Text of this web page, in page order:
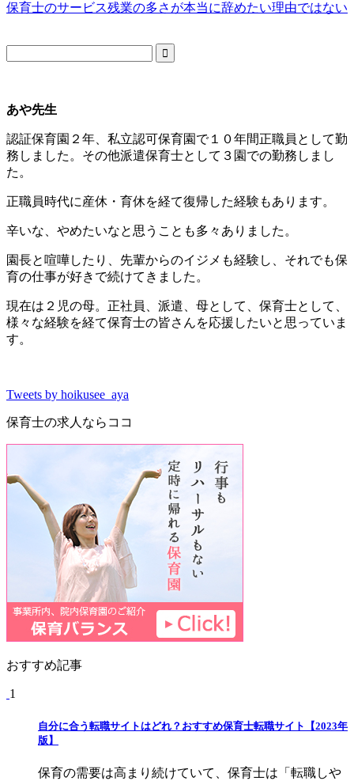
保育士のサービス残業の多さが本当に辞めたい理由ではない
あや先生
認証保育園２年、私立認可保育園で１０年間正職員として勤
務しました。その他派遣保育士として３園での勤務しまし
た。
正職員時代に産休・育休を経て復帰した経験もあります。
辛いな、やめたいなと思うことも多々ありました。
園長と喧嘩したり、先輩からのイジメも経験し、それでも保
育の仕事が好きで続けてきました。
現在は２児の母。正社員、派遣、母として、保育士として、
様々な経験を経て保育士の皆さんを応援したいと思っていま
す。
Tweets by hoikusee_aya
保育士の求人ならココ
おすすめ記事
1
自分に合う転職サイトはどれ？おすすめ保育士転職サイト【2023年
版】
保育の需要は高まり続けていて、保育士は「転職しや